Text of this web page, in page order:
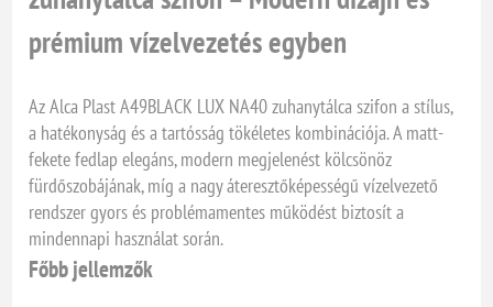
prémium vízelvezetés egyben
Az Alca Plast A49BLACK LUX NA40 zuhanytálca szifon a stílus,
a hatékonyság és a tartósság tökéletes kombinációja. A matt-
fekete fedlap elegáns, modern megjelenést kölcsönöz
fürdőszobájának, míg a nagy áteresztőképességű vízelvezető
rendszer gyors és problémamentes működést biztosít a
mindennapi használat során.
Főbb jellemzők